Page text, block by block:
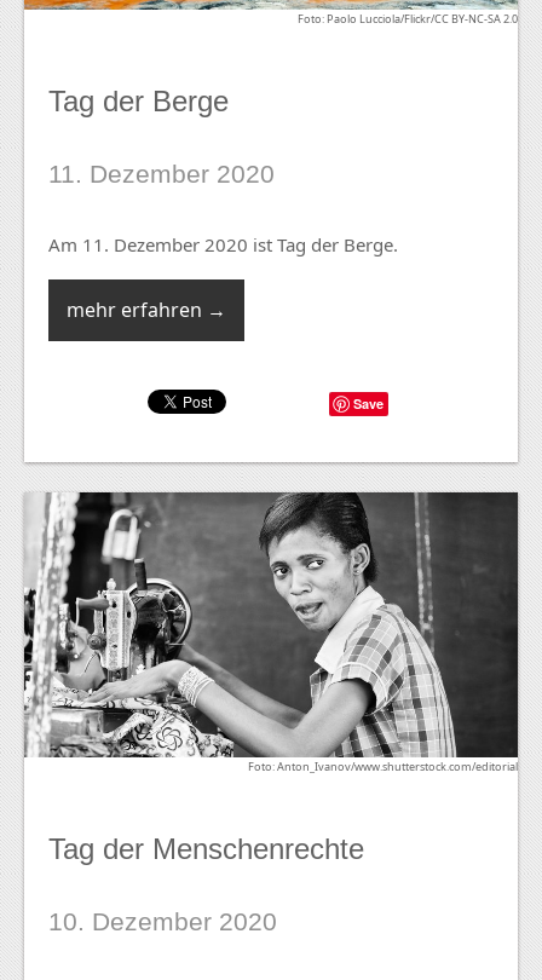
Foto: Paolo Lucciola/Flickr/CC BY-NC-SA 2.0
Tag der Berge
11. Dezember 2020
Am 11. Dezember 2020 ist Tag der Berge.
mehr erfahren →
Save
Foto: Anton_Ivanov/www.shutterstock.com/editorial
Tag der Menschenrechte
10. Dezember 2020